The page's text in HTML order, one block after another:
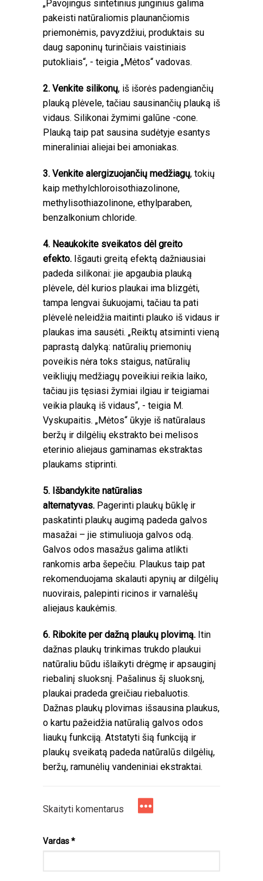
„Pavojingus sintetinius junginius galima
pakeisti natūraliomis plaunančiomis
priemonėmis, pavyzdžiui, produktais su
daug saponinų turinčiais vaistiniais
putokliais“, - teigia „Mėtos“ vadovas.
2. Venkite silikonų, iš išorės padengiančių
plauką plėvele, tačiau sausinančių plauką iš
vidaus. Silikonai žymimi galūne -cone.
Plauką taip pat sausina sudėtyje esantys
mineraliniai aliejai bei amoniakas.
3. Venkite alergizuojančių medžiagų, tokių
kaip methylchloroisothiazolinone,
methylisothiazolinone, ethylparaben,
benzalkonium chloride.
4. Neaukokite sveikatos dėl greito
efekto. Išgauti greitą efektą dažniausiai
padeda silikonai: jie apgaubia plauką
plėvele, dėl kurios plaukai ima blizgėti,
tampa lengvai šukuojami, tačiau ta pati
plėvelė neleidžia maitinti plauko iš vidaus ir
plaukas ima sausėti. „Reiktų atsiminti vieną
paprastą dalyką: natūralių priemonių
poveikis nėra toks staigus, natūralių
veikliųjų medžiagų poveikiui reikia laiko,
tačiau jis tęsiasi žymiai ilgiau ir teigiamai
veikia plauką iš vidaus“, - teigia M.
Vyskupaitis. „Mėtos“ ūkyje iš natūralaus
beržų ir dilgėlių ekstrakto bei melisos
eterinio aliejaus gaminamas ekstraktas
plaukams stiprinti.
5. Išbandykite natūralias
alternatyvas. Pagerinti plaukų būklę ir
paskatinti plaukų augimą padeda galvos
masažai – jie stimuliuoja galvos odą.
Galvos odos masažus galima atlikti
rankomis arba šepečiu. Plaukus taip pat
rekomenduojama skalauti apynių ar dilgėlių
nuovirais, palepinti ricinos ir varnalėšų
aliejaus kaukėmis.
6. Ribokite per dažną plaukų plovimą. Itin
dažnas plaukų trinkimas trukdo plaukui
natūraliu būdu išlaikyti drėgmę ir apsauginį
riebalinį sluoksnį. Pašalinus šį sluoksnį,
plaukai pradeda greičiau riebaluotis.
Dažnas plaukų plovimas išsausina plaukus,
o kartu pažeidžia natūralią galvos odos
liaukų funkciją. Atstatyti šią funkciją ir
plaukų sveikatą padeda natūralūs dilgėlių,
beržų, ramunėlių vandeniniai ekstraktai.
Skaityti komentarus
Vardas*